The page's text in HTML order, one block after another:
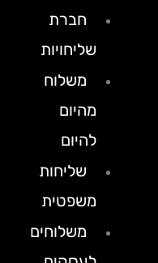
חברת
שליחויות
משלוח
מהיום
להיום
שליחות
משפטית
משלוחים